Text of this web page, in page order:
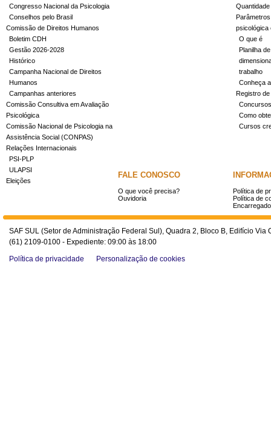
Congresso Nacional da Psicologia
Conselhos pelo Brasil
Comissão de Direitos Humanos
Boletim CDH
Gestão 2026-2028
Histórico
Campanha Nacional de Direitos
Humanos
Campanhas anteriores
Comissão Consultiva em Avaliação
Psicológica
Comissão Nacional de Psicologia na
Assistência Social (CONPAS)
Relações Internacionais
PSI-PLP
ULAPSI
Eleições
psicológica
O que é
Planilha
trabalho
Conheça
Registro
Concursos
Como
Cursos
FALE CONOSCO
O que você precisa?
Ouvidoria
Política de
Política de
SAF SUL (Setor de Administração Federal Sul), Quadra 2, Bloco B, Edifício
(61) 2109-0100 - Expediente: 09:00 às 18:00
Política de privacidade
Personalização de cookies